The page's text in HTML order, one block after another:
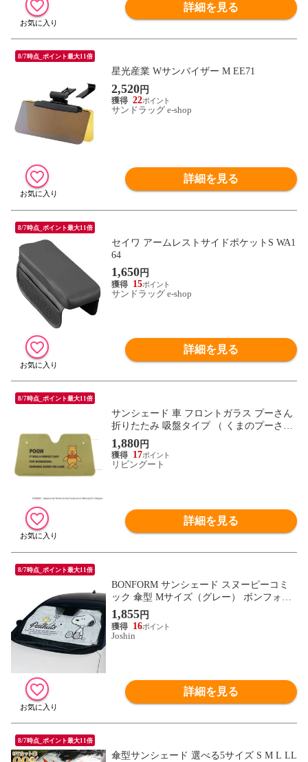
詳細を見る
8/7時点_ポイント最大11倍
星光産業 Wサンバイザー M EE71
2,520円
22
サンドラッグ e-shop
詳細を見る
8/7時点_ポイント最大11倍
セイワ アームレストサイドポケットS WA1
64
1,650円
15
サンドラッグ e-shop
詳細を見る
8/7時点_ポイント最大11倍
サンシェード 車 フロントガラス プーさん
折りたたみ 吸盤タイプ （ くまのプーさん
ディズニー フロント 窓 日除け 折りたたみ
式 キャラクター たためる コンパクト 遮光
日よけ 吸盤付き アルミ シェード 約130×68
1,880円
17
リビングート
詳細を見る
8/7時点_ポイント最大11倍
BONFORM サンシェード スヌーピーコミ
ック 傘型 Mサイズ（グレー） ボンフォー
ム 7607-07GY 【返品種別A】
1,855円
16
Joshin
詳細を見る
8/7時点_ポイント最大11倍
傘型サンシェード 選べる5サイズ S M L LL